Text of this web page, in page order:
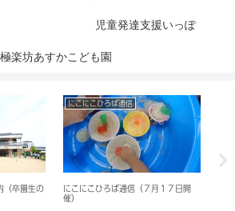
児童発達支援いっぽ
極楽坊あすかこども園
（卒園生の
にこにこひろば通信
にこにこひろば通信（７月１７日開
催）